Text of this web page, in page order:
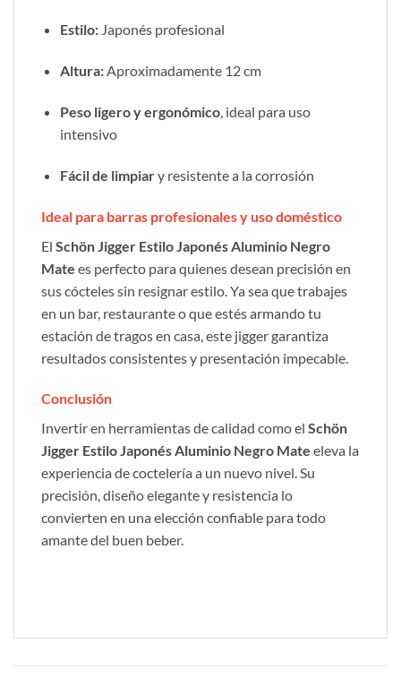
Estilo:Japonés profesional
Altura:Aproximadamente 12 cm
Peso ligero y ergonómico, ideal para uso
intensivo
Fácil de limpiary resistente a la corrosión
Ideal para barras profesionales y uso doméstico
El Schön Jigger Estilo Japonés Aluminio Negro
Mate es perfecto para quienes desean precisión en
sus cócteles sin resignar estilo. Ya sea que trabajes
en un bar, restaurante o que estés armando tu
estación de tragos en casa, este jigger garantiza
resultados consistentes y presentación impecable.
Conclusión
Invertir en herramientas de calidad como el Schön
Jigger Estilo Japonés Aluminio Negro Mate eleva la
experiencia de coctelería a un nuevo nivel. Su
precisión, diseño elegante y resistencia lo
convierten en una elección confiable para todo
amante del buen beber.